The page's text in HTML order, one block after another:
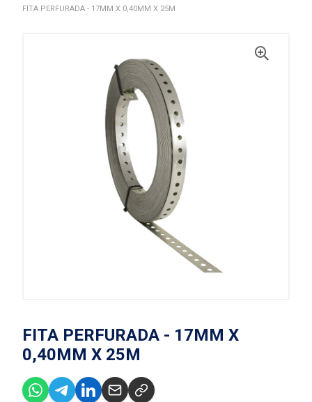
FITA PERFURADA - 17MM X 0,40MM X 25M
FITA PERFURADA - 17MM X
0,40MM X 25M